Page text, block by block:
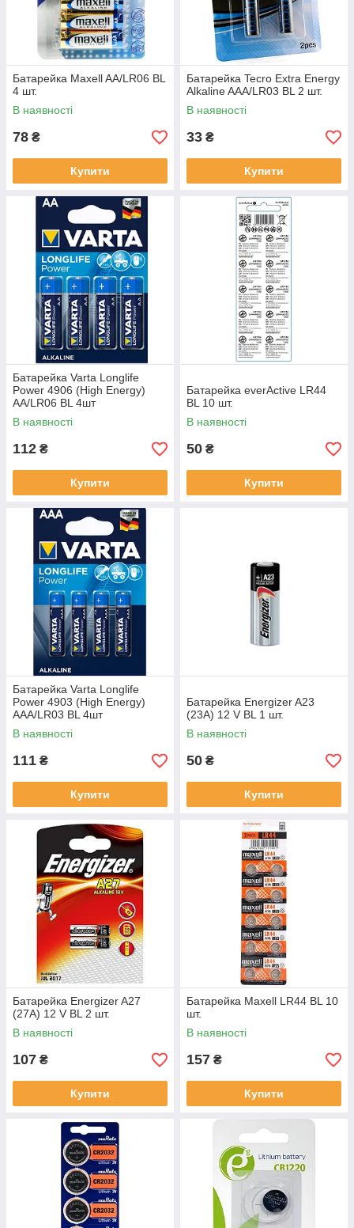
Батарейка Maxell AA/LR06 BL
4 шт.
В наявності
78 ₴
Купити
Батарейка Tecro Extra Energy
Alkaline AAA/LR03 BL 2 шт.
В наявності
33 ₴
Купити
Батарейка Varta Longlife
Power 4906 (High Energy)
AA/LR06 BL 4шт
В наявності
112 ₴
Купити
Батарейка everActive LR44
BL 10 шт.
В наявності
50 ₴
Купити
Батарейка Varta Longlife
Power 4903 (High Energy)
AAA/LR03 BL 4шт
В наявності
111 ₴
Купити
Батарейка Energizer A23
(23A) 12 V BL 1 шт.
В наявності
50 ₴
Купити
Батарейка Energizer A27
(27A) 12 V BL 2 шт.
В наявності
107 ₴
Купити
Батарейка Maxell LR44 BL 10
шт.
В наявності
157 ₴
Купити